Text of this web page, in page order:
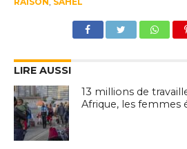
LIRE AUSSI
13 millions de
Afrique, les femmes